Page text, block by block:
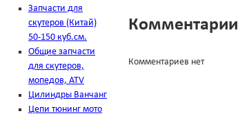
Запчасти для
скутеров (Китай)
50-150 куб.см.
Общие запчасти
для скутеров,
мопедов, ATV
Цилиндры Ванчанг
Цепи тюнинг мото
Комментарии
Комментариев нет